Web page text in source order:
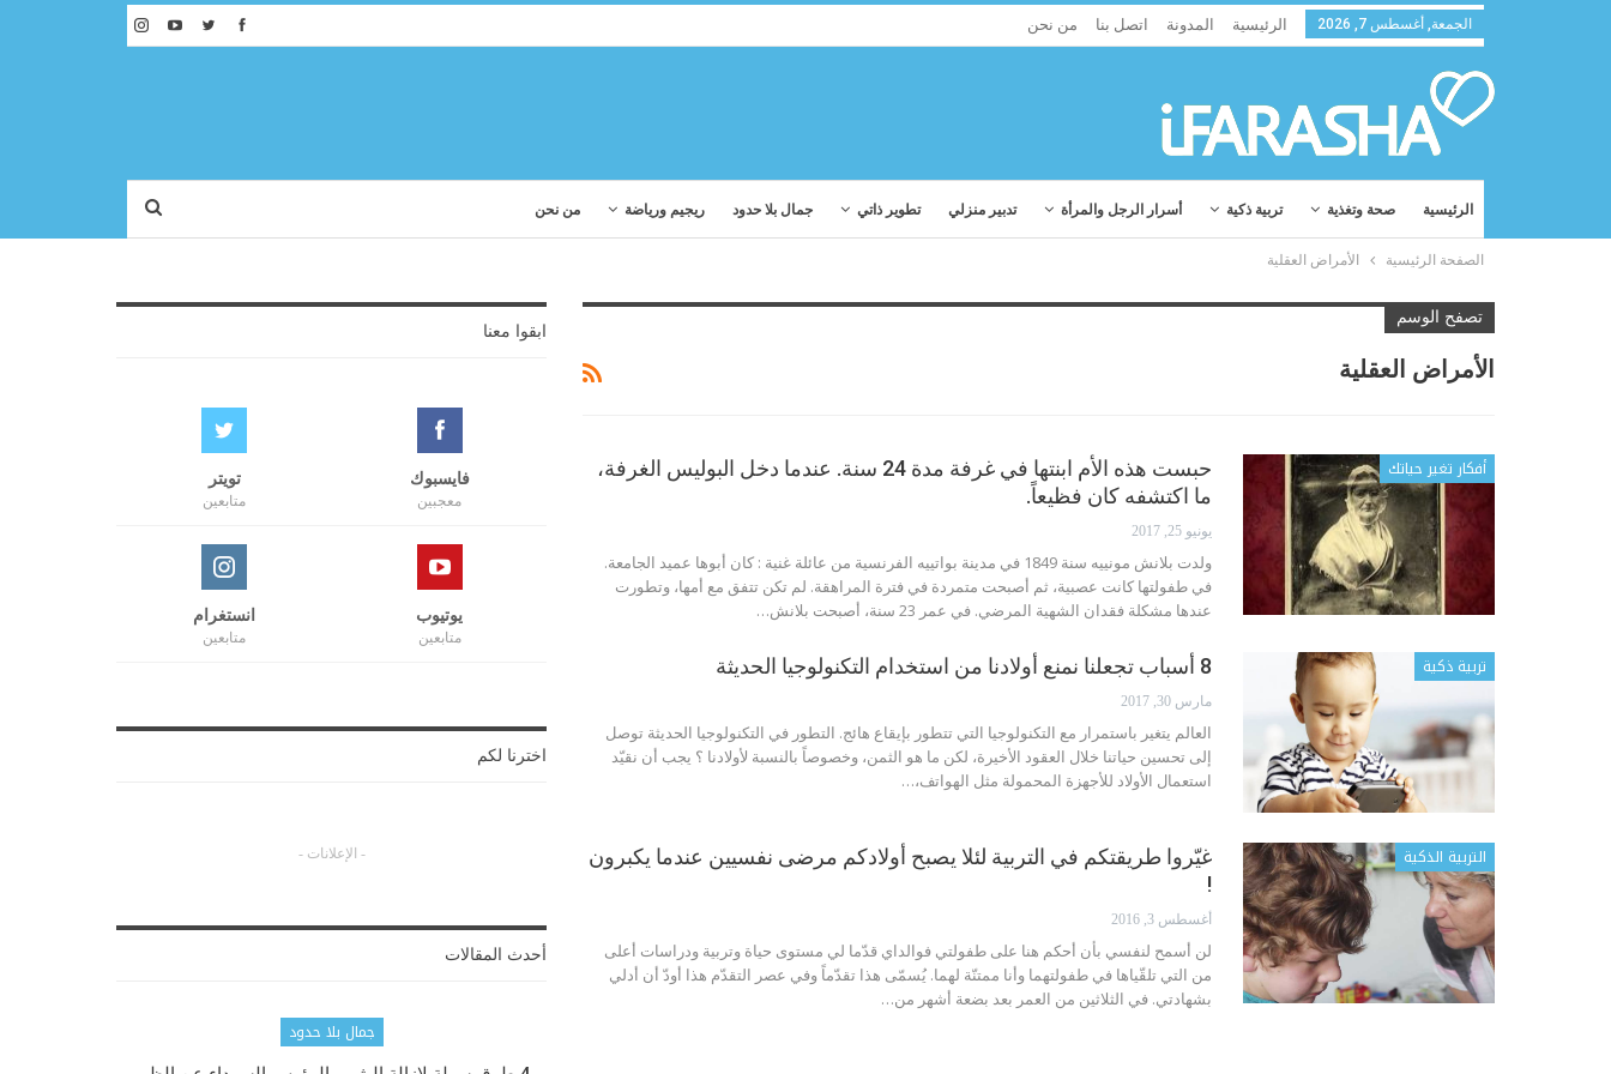
الجمعة, أغسطس 7, 2026 الرئيسية المدونة اتصل بنا من نحن
الرئيسية صحة وتغذية تربية ذكية أسرار الرجل والمرأة تدبير منزلي تطوير ذاتي جمال بلا حدود ريجيم ورياضة من نحن
الصفحة الرئيسية الأمراض العقلية
تصفح الوسم
الأمراض العقلية
أفكار تغير حياتك
حبست هذه الأم ابنتها في غرفة مدة 24 سنة. عندما دخل البوليس الغرفة،
ما اكتشفه كان فظيعاً.
يونيو 25, 2017
ولدت بلانش مونييه سنة 1849 في مدينة بواتييه الفرنسية من عائلة غنية : كان أبوها عميد الجامعة.
في طفولتها كانت عصبية، ثم أصبحت متمردة في فترة المراهقة. لم تكن تتفق مع أمها، وتطورت
عندها مشكلة فقدان الشهية المرضي. في عمر 23 سنة، أصبحت بلانش…
تربية ذكية 8 أسباب تجعلنا نمنع أولادنا من استخدام التكنولوجيا الحديثة
مارس 30, 2017
العالم يتغير باستمرار مع التكنولوجيا التي تتطور بإيقاع هائج. التطور في التكنولوجيا الحديثة توصل
إلى تحسين حياتنا خلال العقود الأخيرة، لكن ما هو الثمن، وخصوصاً بالنسبة لأولادنا ؟ يجب أن نقيّد
استعمال الأولاد للأجهزة المحمولة مثل الهواتف،…
التربية الذكية
غيّروا طريقتكم في التربية لئلا يصبح أولادكم مرضى نفسيين عندما يكبرون
!
أغسطس 3, 2016
لن أسمح لنفسي بأن أحكم هنا على طفولتي فوالداي قدّما لي مستوى حياة وتربية ودراسات أعلى
من التي تلقّياها في طفولتهما وأنا ممتنّة لهما. يُسمّى هذا تقدّماً وفي عصر التقدّم هذا أودّ أن أدلي
بشهادتي. في الثلاثين من العمر بعد بضعة أشهر من…
ابقوا معنا
فايسبوك
معجبين
تويتر
متابعين
يوتيوب
متابعين
انستغرام
متابعين
اخترنا لكم
- الإعلانات -
أحدث المقالات
جمال بلا حدود